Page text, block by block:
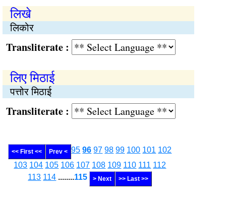
लिखे
लिकोर
:
लिए मिठाई
पत्तोर मिठाई
:
<< First << Prev < 95 96 97 98 99 100 101 102
103 104 105 106 107 108 109 110 111 112
113 114 ........115 > Next >> Last >>